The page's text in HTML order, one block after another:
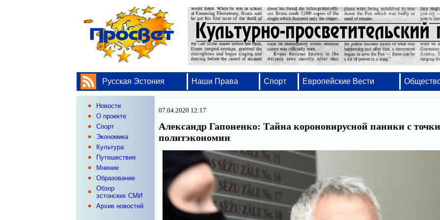
Русская Эстония Наши Права Спорт Европейские Вести
Новости
О проекте
Спорт
Экономика
Культура
Путешествия
Мнение
Образование
Обзор
эстонских СМИ
Архив новостей
07.04.2020 12:17
Александр Гапоненко: Тайна короновирусной паники с
политэкономии